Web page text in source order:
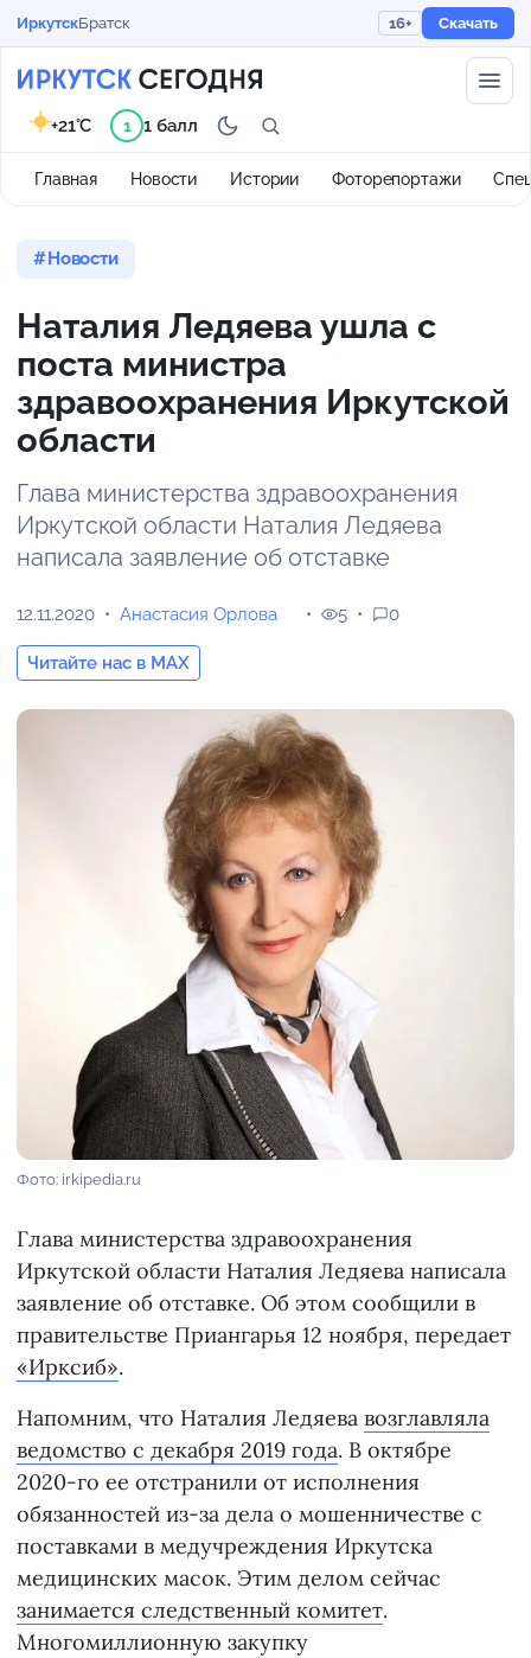
ИркутскБратск 16+ Скачать
Главная Новости Истории Фоторепортажи
+21°C 1 1 балл
Новости
Наталия Ледяева ушла с
поста министра
здравоохранения Иркутской
области
Глава министерства здравоохранения
Иркутской области Наталия Ледяева
написала заявление об отставке
12.11.2020 Анастасия Орлова
Читайте нас в MAX
5 0
Фото: irkipedia.ru
Глава министерства здравоохранения
Иркутской области Наталия Ледяева написала
заявление об отставке. Об этом сообщили в
правительстве Приангарья 12 ноября, передает
«Ирксиб».
Напомним, что Наталия Ледяева возглавляла
ведомство с декабря 2019 года. В октябре
2020-го ее отстранили от исполнения
обязанностей из-за дела о мошенничестве с
поставками в медучреждения Иркутска
медицинских масок. Этим делом сейчас
занимается следственный комитет.
Многомиллионную закупку